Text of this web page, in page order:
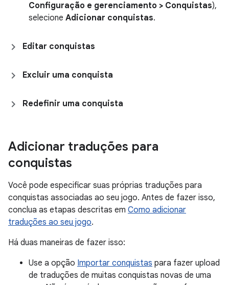
Configuração e gerenciamento > Conquistas),
selecione Adicionar conquistas.
Editar conquistas
Excluir uma conquista
Redefinir uma conquista
Adicionar traduções para
conquistas
Você pode especificar suas próprias traduções para
conquistas associadas ao seu jogo. Antes de fazer isso,
conclua as etapas descritas em Como adicionar
traduções ao seu jogo.
Há duas maneiras de fazer isso:
Use a opção Importar conquistas para fazer upload
de traduções de muitas conquistas novas de uma